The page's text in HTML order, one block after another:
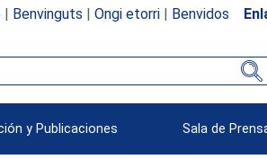
| Benvinguts | Ongi etorri| Benvidos
y Publicaciones Sala de